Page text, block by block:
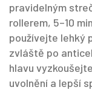
pravidelným
rollerem, 5–10
používejte lehký
zvláště po
hlavu
uvolnění a lepší